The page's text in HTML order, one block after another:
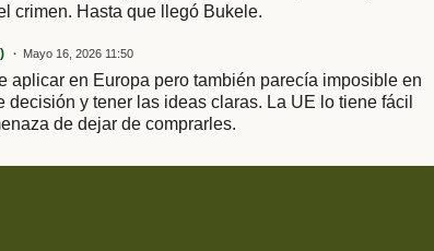
crimen. Hasta que llegó Bukele.
Mayo 16, 2026 11:50
aplicar en Europa pero también parecía imposible en
decisión y tener las ideas claras. La UE lo tiene fácil
de dejar de comprarles.